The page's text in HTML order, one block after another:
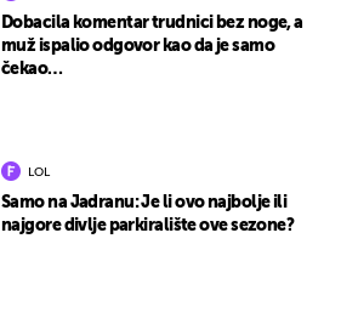
Dobacila komentar trudnici bez noge, a
muž ispalio odgovor kao da je samo
čekao…
LOL
Samo na Jadranu: Je li ovo najbolje ili
najgore divlje parkiralište ove sezone?